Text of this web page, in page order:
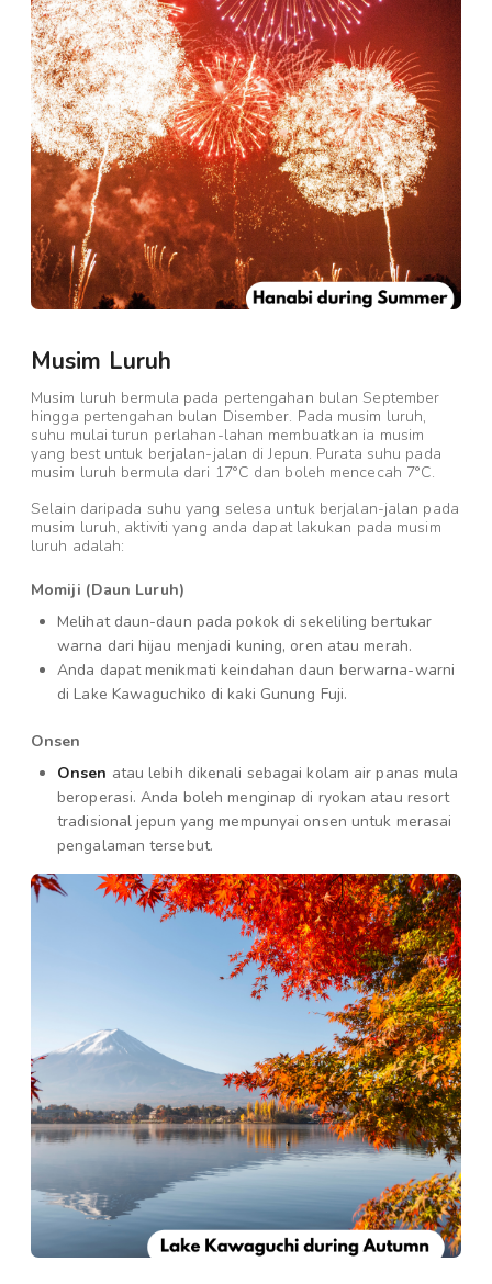
Musim Luruh
Musim luruh bermula pada pertengahan bulan September
hingga pertengahan bulan Disember. Pada musim luruh,
suhu mulai turun perlahan-lahan membuatkan ia musim
yang best untuk berjalan-jalan di Jepun. Purata suhu pada
musim luruh bermula dari 17°C dan boleh mencecah 7°C.
Selain daripada suhu yang selesa untuk berjalan-jalan pada
musim luruh, aktiviti yang anda dapat lakukan pada musim
luruh adalah:
Momiji (Daun Luruh)
Melihat daun-daun pada pokok di sekeliling bertukar
warna dari hijau menjadi kuning, oren atau merah.
Anda dapat menikmati keindahan daun berwarna-warni
di Lake Kawaguchiko di kaki Gunung Fuji.
Onsen
Onsen atau lebih dikenali sebagai kolam air panas mula
beroperasi. Anda boleh menginap di ryokan atau resort
tradisional jepun yang mempunyai onsen untuk merasai
pengalaman tersebut.